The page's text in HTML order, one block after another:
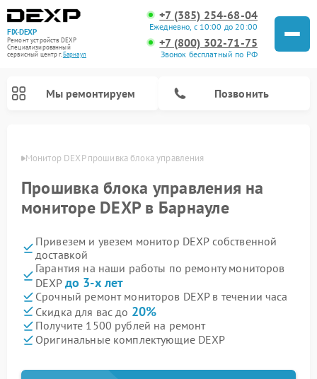
FIX-DEXP
Ремонт устройств DEXP
Специализированный
cервисный центр г.Барнаул
+7 (385) 254-68-04
Ежедневно, с 10:00 до 20:00
+7 (800) 302-71-75
Звонок бесплатный по РФ
Мы ремонтируем Позвонить
Монитор DEXP прошивка блока управления
Прошивка блока управления на
мониторе DEXP в Барнауле
Привезем и увезем монитор DEXP собственной
доставкой
Гарантия на наши работы по ремонту мониторов
DEXP до 3-х лет
Срочный ремонт мониторов DEXP в течении часа
Скидка для вас до 20%
Получите 1500 рублей на ремонт
Оригинальные комплектующие DEXP